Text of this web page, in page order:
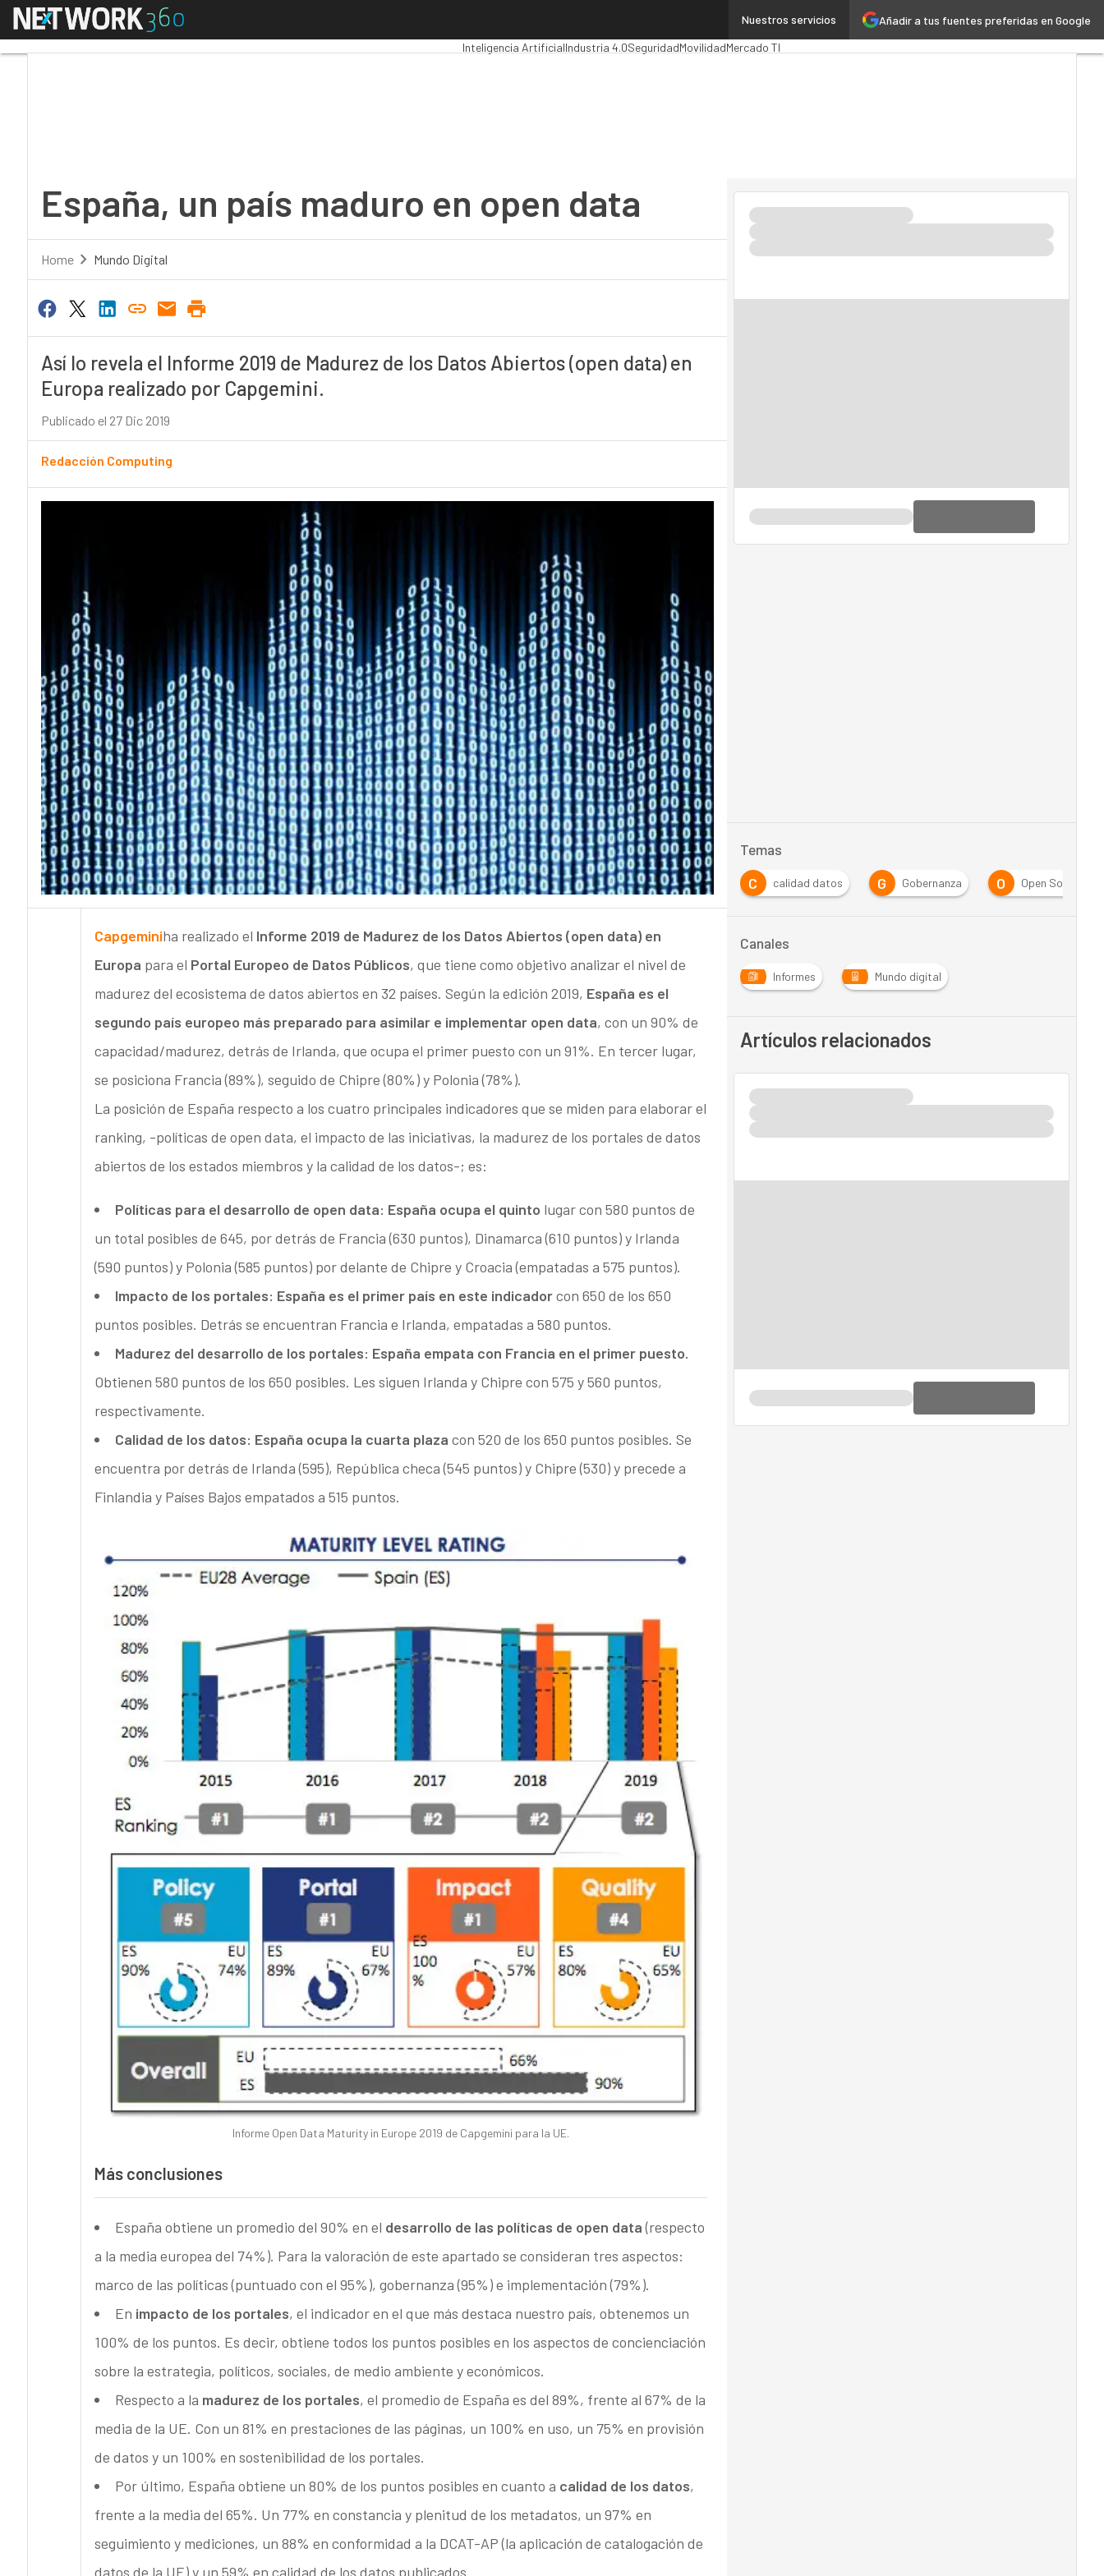
Añadir a tus fuentes preferidas en Google
Nuestros servicios
Menú MarTechCloud
Inteligencia ArtificialIndustria 4.0SeguridadMovilidadMercado TI
España, un país maduro en open data
Home Mundo Digital
Así lo revela el Informe 2019 de Madurez de los Datos Abiertos (open data) en
Europa realizado por Capgemini.
Publicado el 27 Dic 2019
Redacción Computing
Capgeminiha realizado el Informe 2019 de Madurez de los Datos Abiertos (open data) en
Europa para el Portal Europeo de Datos Públicos, que tiene como objetivo analizar el nivel de
madurez del ecosistema de datos abiertos en 32 países. Según la edición 2019, España es el
segundo país europeo más preparado para asimilar e implementar open data, con un 90% de
capacidad/madurez, detrás de Irlanda, que ocupa el primer puesto con un 91%. En tercer lugar,
se posiciona Francia (89%), seguido de Chipre (80%) y Polonia (78%).
La posición de España respecto a los cuatro principales indicadores que se miden para elaborar el
ranking, -políticas de open data, el impacto de las iniciativas, la madurez de los portales de datos
abiertos de los estados miembros y la calidad de los datos-; es:
Políticas para el desarrollo de open data: España ocupa el quinto lugar con 580 puntos de
un total posibles de 645, por detrás de Francia (630 puntos), Dinamarca (610 puntos) y Irlanda
(590 puntos) y Polonia (585 puntos) por delante de Chipre y Croacia (empatadas a 575 puntos).
Impacto de los portales: España es el primer país en este indicadorcon 650 de los 650
puntos posibles. Detrás se encuentran Francia e Irlanda, empatadas a 580 puntos.
Madurez del desarrollo de los portales: España empata con Francia en el primer puesto.
Obtienen 580 puntos de los 650 posibles. Les siguen Irlanda y Chipre con 575 y 560 puntos,
respectivamente.
Calidad de los datos: España ocupa la cuarta plaza con 520 de los 650 puntos posibles. Se
encuentra por detrás de Irlanda (595), República checa (545 puntos) y Chipre (530) y precede a
Finlandia y Países Bajos empatados a 515 puntos.
Informe Open Data Maturity in Europe 2019 de Capgemini para la UE.
Más conclusiones
España obtiene un promedio del 90% en el desarrollo de las políticas de open data(respecto
a la media europea del 74%). Para la valoración de este apartado se consideran tres aspectos:
marco de las políticas (puntuado con el 95%), gobernanza (95%) e implementación (79%).
En impacto de los portales, el indicador en el que más destaca nuestro país, obtenemos un
100% de los puntos. Es decir, obtiene todos los puntos posibles en los aspectos de concienciación
sobre la estrategia, políticos, sociales, de medio ambiente y económicos.
Respecto a la madurez de los portales, el promedio de España es del 89%, frente al 67% de la
media de la UE. Con un 81% en prestaciones de las páginas, un 100% en uso, un 75% en provisión
de datos y un 100% en sostenibilidad de los portales.
Por último, España obtiene un 80% de los puntos posibles en cuanto a calidad de los datos,
frente a la media del 65%. Un 77% en constancia y plenitud de los metadatos, un 97% en
seguimiento y mediciones, un 88% en conformidad a la DCAT-AP (la aplicación de catalogación de
datos de la UE) y un 59% en calidad de los datos publicados.
Temas
B
Big Data C calidad datos G Gobernanza O Open Source
Canales
Informes Mundo digital
Artículos relacionados